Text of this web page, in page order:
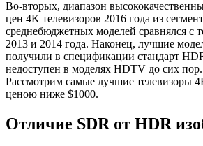
Во-вторых, диапазон
цен 4K телевизоров 2016 года из
среднебюджетных моделей сравнялся с
2013 и 2014 года. Наконец, лучшие
получили в спецификации стандарт
недоступен в моделях HDTV до сих пор.
Рассмотрим самые лучшие телевизоры
ценою ниже $1000.
Отличие SDR от HDR